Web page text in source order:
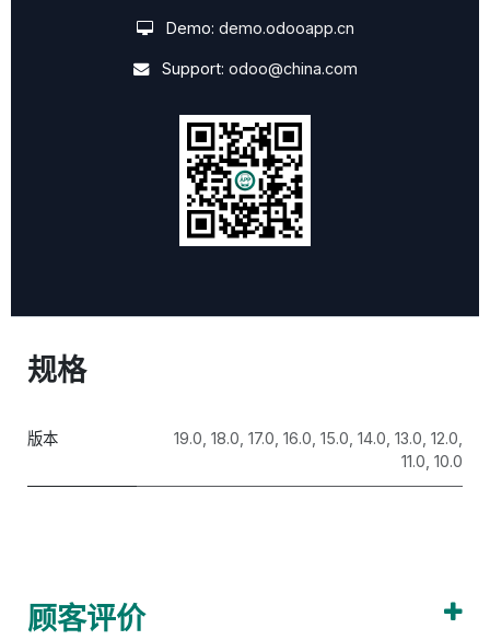
Demo: demo.odooapp.cn
Support: odoo@china.com
规格
版本 19.0 18.0 17.0 16.0 15.0 14.0 13.0 12.0
11.0 10.0
顾客评价